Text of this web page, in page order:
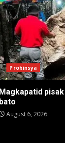
Probinsya
Magkapatid
bato
August 6, 2026